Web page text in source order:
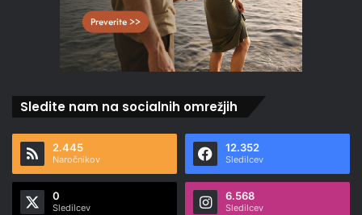
Sledite nam na socialnih omrežjih
2.445
Naročnikov
12.352
Sledilcev
0
Sledilcev
6.568
Sledilcev